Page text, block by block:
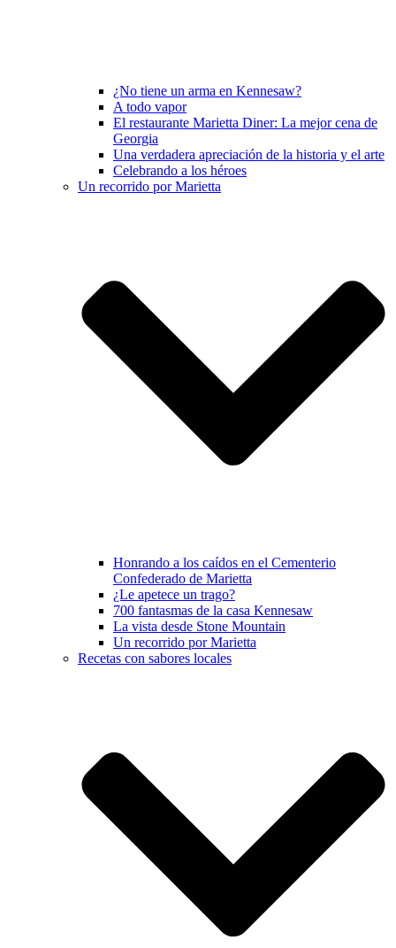
¿No tiene un arma en Kennesaw?
A todo vapor
El restaurante Marietta Diner: La mejor cena de
Georgia
Una verdadera apreciación de la historia y el arte
Celebrando a los héroes
Un recorrido por Marietta
Honrando a los caídos en el Cementerio
Confederado de Marietta
¿Le apetece un trago?
700 fantasmas de la casa Kennesaw
La vista desde Stone Mountain
Un recorrido por Marietta
Recetas con sabores locales